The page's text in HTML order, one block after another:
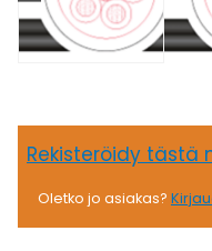
Rekisteröidy
Oletko jo asiakas?